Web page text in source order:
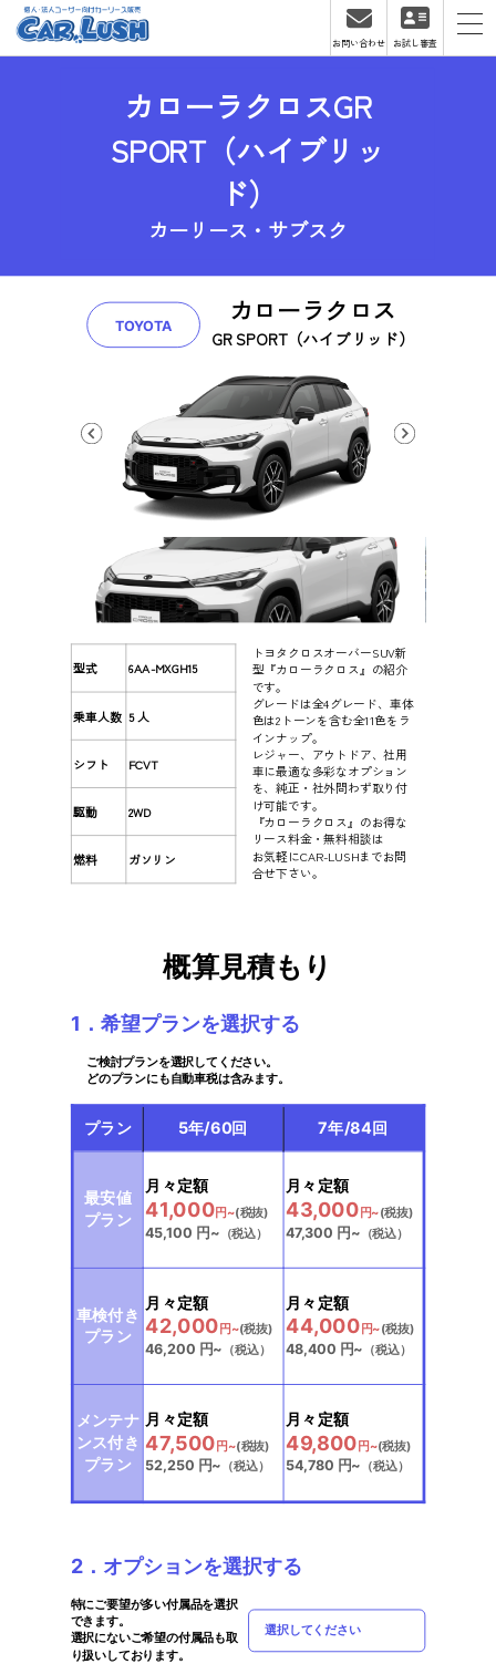
お問い合わせ お試し審査
カローラクロスGR
SPORT（ハイブリッ
ド）
カーリース・サブスク
TOYOTA カローラクロス
GR SPORT（ハイブリッド）
型式 6AA-MXGH15
乗車人数 5 人
シフト FCVT
駆動 2WD
燃料 ガソリン
トヨタクロスオーバーSUV新
型『カローラクロス』の紹介
です。
グレードは全4グレード、車体
色は2トーンを含む全11色をラ
インナップ。
レジャー、アウトドア、社用
車に最適な多彩なオプション
を、純正・社外問わず取り付
け可能です。
『カローラクロス』のお得な
リース料金・無料相談は
お気軽にCAR-LUSHまでお問
合せ下さい。
概算見積もり
1．希望プランを選択する
ご検討プランを選択してください。
どのプランにも自動車税は含みます。
プラン 5年/60回 7年/84回
最安値
プラン
月々定額
41,000円~(税抜)
45,100 円~ （税込）
月々定額
43,000円~(税抜)
47,300 円~ （税込）
車検付き
プラン
月々定額
42,000 円~(税抜)
46,200 円~ （税込）
月々定額
44,000 円~(税抜)
48,400 円~ （税込）
メンテナ
ンス付き
プラン
月々定額
47,500円~(税抜)
52,250 円~ （税込）
月々定額
49,800円~(税抜)
54,780 円~ （税込）
2．オプションを選択する
特にご要望が多い付属品を選択
できます。
選択にないご希望の付属品も取
り扱いしております。
選択してください